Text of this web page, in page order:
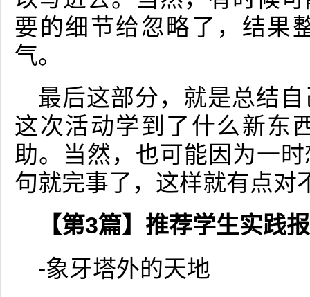
要的细节给忽略了，结果
气。
最后这部分，就是总结
这次活动学到了什么新东
助。当然，也可能因为一
句就完事了，这样就有点对
【第3篇】推荐学生实践
-象牙塔外的天地